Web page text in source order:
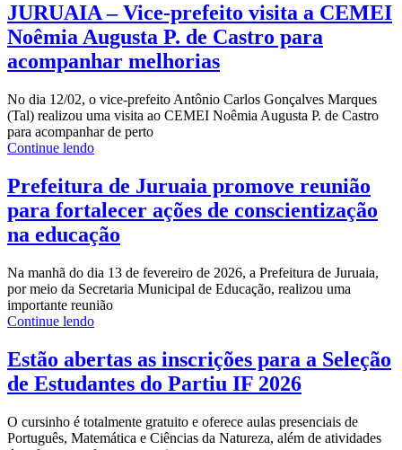
JURUAIA – Vice-prefeito visita a CEMEI
Noêmia Augusta P. de Castro para
acompanhar melhorias
No dia 12/02, o vice-prefeito Antônio Carlos Gonçalves Marques
(Tal) realizou uma visita ao CEMEI Noêmia Augusta P. de Castro
para acompanhar de perto
Continue lendo
Prefeitura de Juruaia promove reunião
para fortalecer ações de conscientização
na educação
Na manhã do dia 13 de fevereiro de 2026, a Prefeitura de Juruaia,
por meio da Secretaria Municipal de Educação, realizou uma
importante reunião
Continue lendo
Estão abertas as inscrições para a Seleção
de Estudantes do Partiu IF 2026
O cursinho é totalmente gratuito e oferece aulas presenciais de
Português, Matemática e Ciências da Natureza, além de atividades